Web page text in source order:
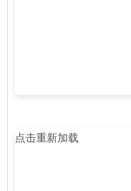
点击重新加载